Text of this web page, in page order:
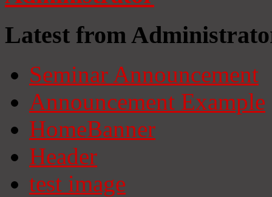
Latest from
Seminar Announcement
Announcement Example
HomeBanner
Header
test image